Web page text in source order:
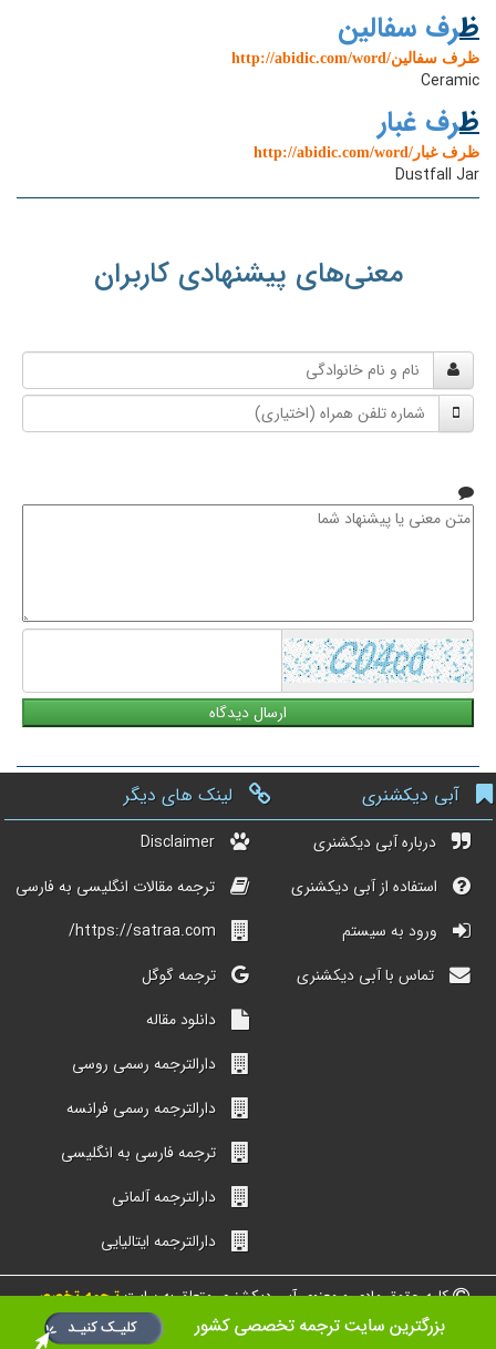
ظرف سفالین
http://abidic.com/word/ظرف سفالین
Ceramic
ظرف غبار
http://abidic.com/word/ظرف غبار
Dustfall Jar
معنی‌های پیشنهادی کاربران
و
نام
خانوادگی
شماره
تلفن
متن
آبی دیکشنری
درباره آبی دیکشنری
استفاده از آبی دیکشنری
ورود به سیستم
تماس با آبی دیکشنری
لینک های دیگر
Disclaimer
ترجمه مقالات انگلیسی به فارسی
https://satraa.com/
ترجمه گوگل
دانلود مقاله
دارالترجمه رسمی روسی
دارالترجمه رسمی فرانسه
ترجمه فارسی به انگلیسی
دارالترجمه آلمانی
دارالترجمه ایتالیایی
کلیه حقوق مادی و معنوی آبی دیکشنری متعلق به سایتترجمه تخصصی
شبکه مترجمین ایران است.
طراحی و ساخت از گروه دیجیتالی محیط